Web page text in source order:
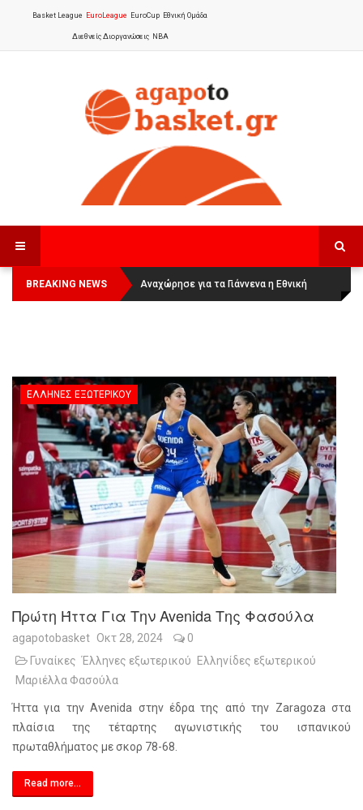
Basket League EuroLeague EuroCup Εθνική Ομάδα
Διεθνείς Διοργανώσεις NBA
BREAKING NEWS
Οι Πάνθηρες Καβάλας στην Women
Basketball League 1
Αναχώρησε για τα Γιάννενα η Εθνική
Γυναικών:
ΈΛΛΗΝΕΣ ΕΞΩΤΕΡΙΚΟΎ
Πρώτη Ήττα Για Την Avenida Της Φασούλα
agapotobasket Οκτ 28, 2024
0
Γυναίκες Έλληνες εξωτερικού
Ελληνίδες εξωτερικού
Μαριέλλα Φασούλα
Ήττα για την Avenida στην έδρα της από την Zaragoza στα
πλαίσια της τέταρτης αγωνιστικής του ισπανικού
πρωταθλήματος με σκορ 78-68.
Read more...